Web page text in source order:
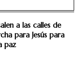
a las calles de
para Jesús para
paz